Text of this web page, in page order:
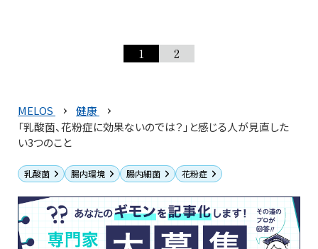
1 2
MELOS
健康
「乳酸菌、花粉症に効果ないのでは？」と感じる人が見直した
い3つのこと
乳酸菌 腸内環境 腸内細菌 花粉症